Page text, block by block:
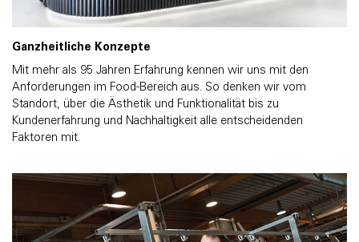
Ganzheitliche Konzepte
Mit mehr als 95 Jahren Erfahrung kennen wir uns mit den
Anforderungen im Food-Bereich aus. So denken wir vom
Standort, über die Ästhetik und Funktionalität bis zu
Kundenerfahrung und Nachhaltigkeit alle entscheidenden
Faktoren mit.